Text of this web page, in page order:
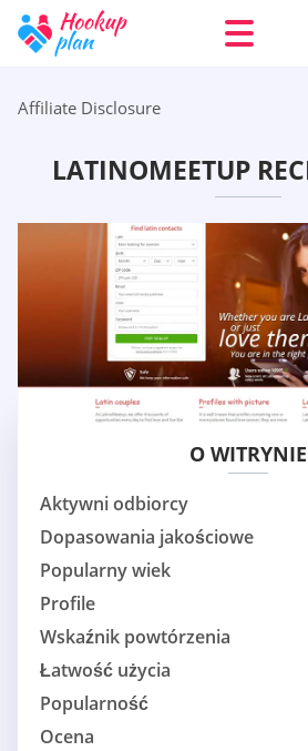
Affiliate Disclosure
LATINOMEETUP
O WITRYNIE
Aktywni odbiorcy
Dopasowania jakościowe
Popularny wiek
Profile
Wskaźnik powtórzenia
Łatwość użycia
Popularność
Ocena